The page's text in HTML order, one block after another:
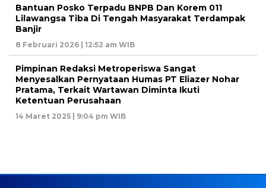
Bantuan Posko Terpadu BNPB Dan Korem 011
Lilawangsa Tiba Di Tengah Masyarakat Terdampak
Banjir
8 Februari 2026 | 12:52 am WIB
Pimpinan Redaksi Metroperiswa Sangat
Menyesalkan Pernyataan Humas PT Eliazer Nohar
Pratama, Terkait Wartawan Diminta Ikuti
Ketentuan Perusahaan
14 Maret 2025 | 9:04 pm WIB